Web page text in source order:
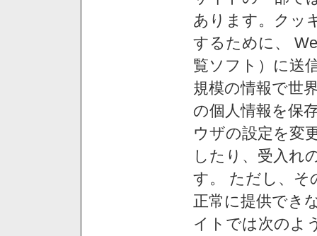
あります。クッ
するために、
覧ソフト）に送
規模の情報で世
の個人情報を保
ウザの設定を変
したり、受入れ
す。 ただし、そ
正常に提供でき
イトでは次のよ